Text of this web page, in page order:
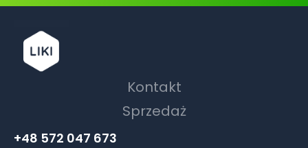
Kontakt
Sprzedaż
+48 572 047 673